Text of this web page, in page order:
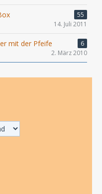
55
14. Juli 2011
mit der Pfeife
6
2. März 2010